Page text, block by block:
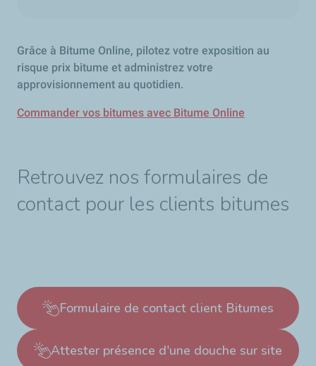
Grâce à Bitume Online, pilotez votre exposition au
risque prix bitume et administrez votre
approvisionnement au quotidien.
Commander vos bitumes avec Bitume Online
Retrouvez nos formulaires de
contact pour les clients bitumes
Formulaire de contact client Bitumes
Attester présence d'une douche sur site